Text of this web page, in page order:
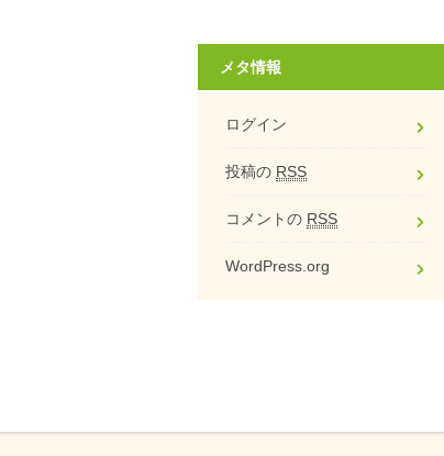
メタ情報
ログイン
投稿の RSS
コメントの RSS
WordPress.org